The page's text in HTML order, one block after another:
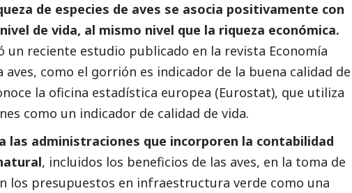
de especies de aves se asocia positivamente con
de vida, al mismo nivel que la riqueza económica.
un reciente estudio publicado en la revista Economía
aves, como el gorrión es indicador de la buena calidad de
la oficina estadística europea (Eurostat), que utiliza
como un indicador de calidad de vida.
las administraciones que incorporen la contabilidad
, incluidos los beneficios de las aves, en la toma de
los presupuestos en infraestructura verde como una